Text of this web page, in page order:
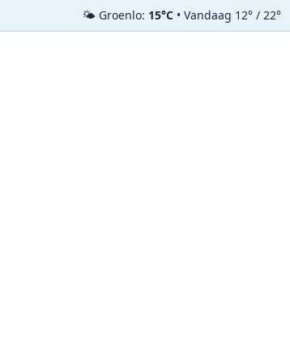
🌤️ Groenlo: 15°C • Vandaag 12° / 22°